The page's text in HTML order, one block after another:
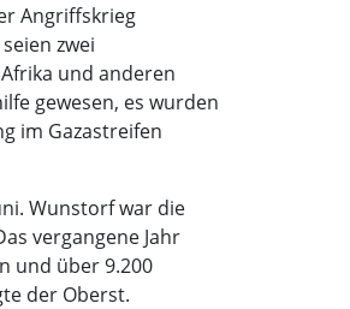
Angriffskrieg
zwei
und anderen
gewesen, es wurden
im Gazastreifen
Wunstorf war die
vergangene Jahr
und über 9.200
der Oberst.